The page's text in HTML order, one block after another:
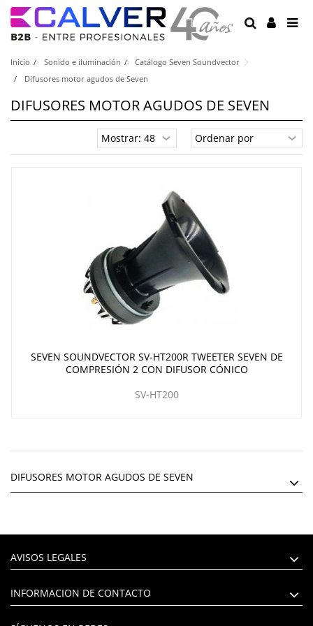
Inicio Sonido e iluminación
Catálogo Seven Soundvector
Difusores motor agudos de Seven
DIFUSORES MOTOR AGUDOS DE SEVEN
SEVEN SOUNDVECTOR SV-HT200R TWEETER SEVEN DE
COMPRESIÓN 2 CON DIFUSOR CÓNICO
SV-HT200
DIFUSORES MOTOR AGUDOS DE SEVEN
AVISOS LEGALES
INFORMACION DE CONTACTO